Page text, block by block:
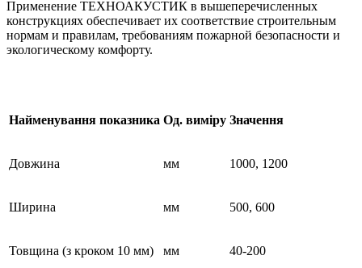
Применение ТЕХНОАКУСТИК в вышеперечисленных
конструкциях обеспечивает их соответствие строительным
нормам и правилам, требованиям пожарной безопасности и
экологическому комфорту.
Найменування показника Од. виміру Значення
Довжина мм 1000, 1200
Ширина мм 500, 600
Товщина (з кроком 10 мм) мм 40-200